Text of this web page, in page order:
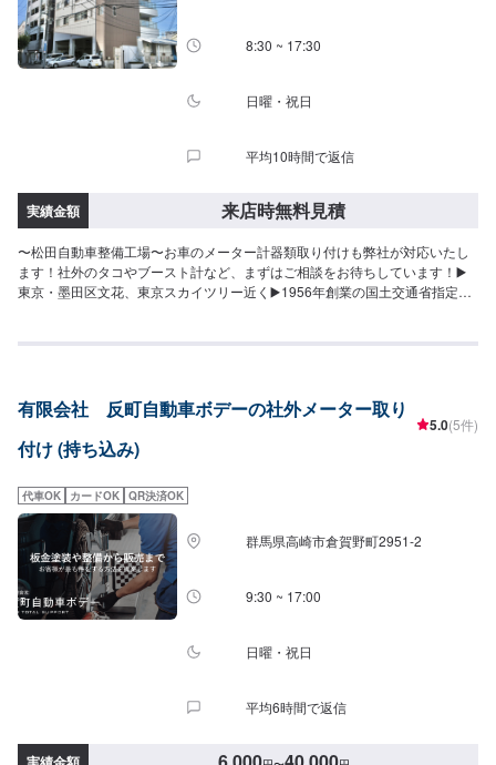
8:30 ~ 17:30
日曜・祝日
平均10時間で返信
実績金額 来店時無料見積
〜松田自動車整備工場〜お車のメーター計器類取り付けも弊社が対応いたし
ます！社外のタコやブースト計など、まずはご相談をお待ちしています！▶️
東京・墨田区文花、東京スカイツリー近く▶️1956年創業の国土交通省指定民
等、お車に関することならお任せください！「お車のかかりつけ医」として
となります。※状況により貸出できかねる場合がございます。【パーツについ
て】パーツ持ち込み・販売可能！持ち込み希望の方▶️オファーにてお車とパ
ーツの詳細をお送りください。ご購入希望の方▶️オファーにて車種情報をお
有限会社 反町自動車ボデーの社外メーター取り
付け (持ち込み)
5.0(5件)
代車OK カードOK QR決済OK
群馬県高崎市倉賀野町2951‐2
9:30 ~ 17:00
日曜・祝日
平均6時間で返信